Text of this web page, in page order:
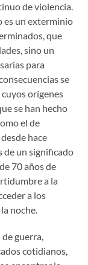
de violencia.
es un exterminio
que
sino un
para
se
orígenes
se han hecho
el de
hace
de un significado
70 años de
a la
a los
noche.
guerra,
cotidianos,